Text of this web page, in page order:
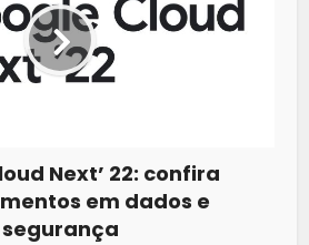
Next’ 22: confira
em dados e
segurança